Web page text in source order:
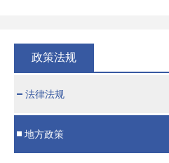
政策法规
法律法规
地方政策